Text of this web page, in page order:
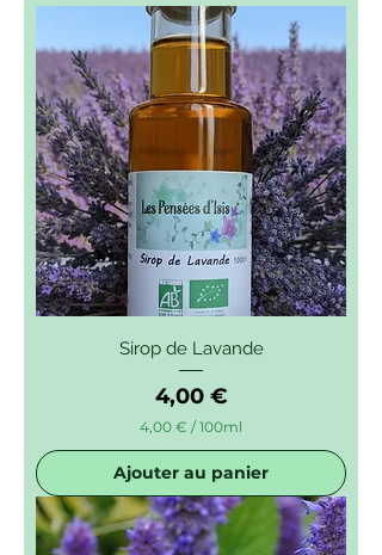
Sirop de Lavande
Prix
4,00 €
4,00 € /100ml
0
0
€
Ajouter au panier